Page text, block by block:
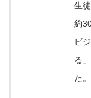
生
約
ビ
る
た。